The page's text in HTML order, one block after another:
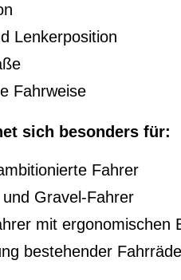
Lenkerposition
Fahrweise
sich besonders für:
Fahrer
Gravel-Fahrer
mit ergonomischen
bestehender